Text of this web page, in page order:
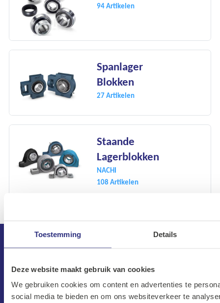
Toestemming Details
Deze website maakt gebruik van cookies
We gebruiken cookies om content en advertenties te
social media te bieden en om ons websiteverkeer te
Contact
94 Artikelen
Spanlager
Blokken
27 Artikelen
Staande
Lagerblokken
NACHI
108 Artikelen